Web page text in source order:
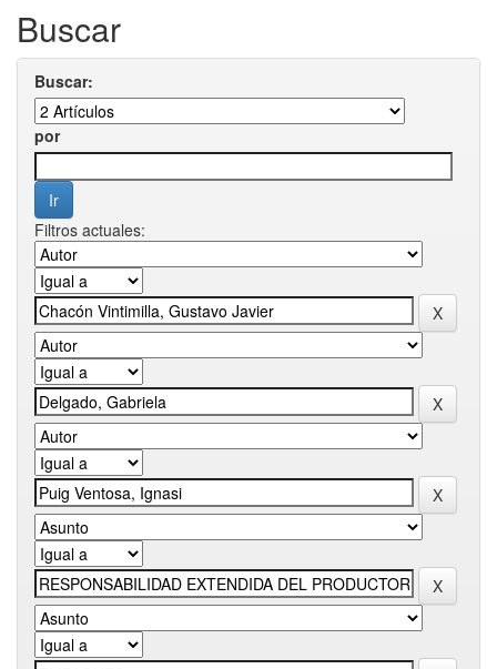
Buscar
Buscar:
por
Filtros actuales: